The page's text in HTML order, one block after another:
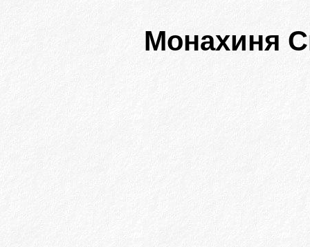
Монахиня